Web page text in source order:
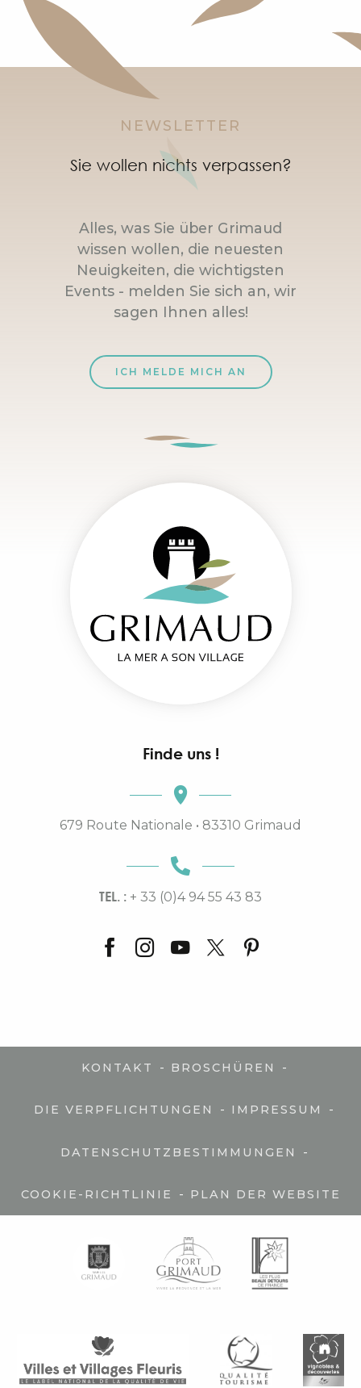
NEWSLETTER
Sie wollen nichts verpassen?
Alles, was Sie über Grimaud
wissen wollen, die neuesten
Neuigkeiten, die wichtigsten
Events - melden Sie sich an, wir
sagen Ihnen alles!
ICH MELDE MICH AN
Finde uns !
679 Route Nationale • 83310 Grimaud
TEL. : + 33 (0)4 94 55 43 83
KONTAKT - BROSCHÜREN -
DIE VERPFLICHTUNGEN - IMPRESSUM -
DATENSCHUTZBESTIMMUNGEN -
COOKIE-RICHTLINIE - PLAN DER WEBSITE